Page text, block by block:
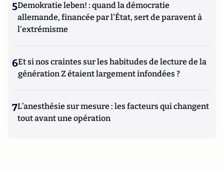
5Demokratie leben! : quand la démocratie
allemande, financée par l'État, sert de paravent à
l'extrémisme
6Et si nos craintes sur les habitudes de lecture de la
génération Z étaient largement infondées ?
7L’anesthésie sur mesure : les facteurs qui changent
tout avant une opération